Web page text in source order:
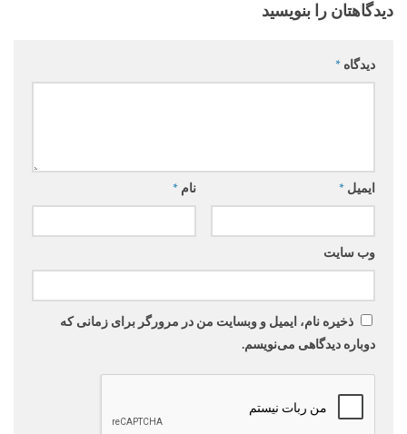
دیدگاهتان را بنویسید
دیدگاه *
نام * ایمیل *
وب‌ سایت
ذخیره نام، ایمیل و وبسایت من در مرورگر برای زمانی که
دوباره دیدگاهی می‌نویسم.